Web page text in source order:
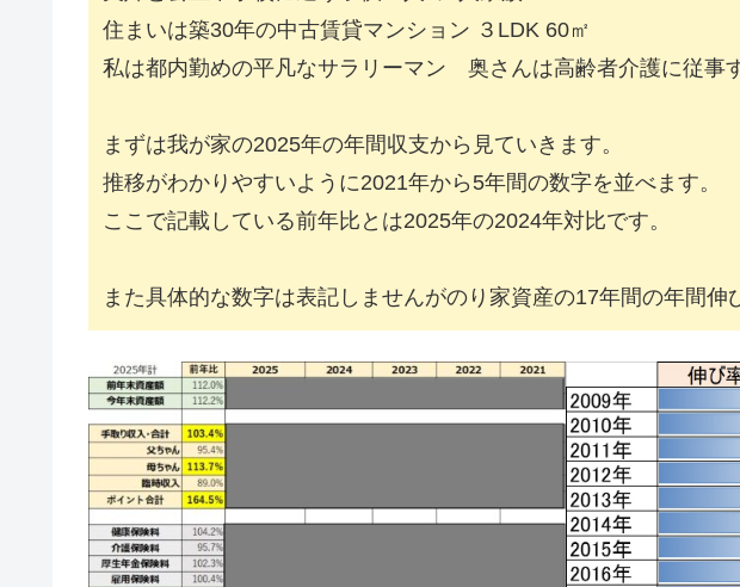
住まいは築30年の中古賃貸マンション ３LDK 60㎡
私は都内勤めの平凡なサラリーマン 奥さんは高齢者介護に従事
まずは我が家の2025年の年間収支から見ていきます。
推移がわかりやすいように2021年から5年間の数字を並べます。
ここで記載している前年比とは2025年の2024年対比です。
また具体的な数字は表記しませんがのり家資産の17年間の年間伸